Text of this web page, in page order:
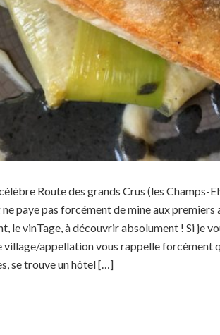
Route des grands Crus (les Champs-
paye pas forcément de mine aux
le vinTage, à découvrir absolument ! Si je
village/appellation vous rappelle forcément
se trouve un hôtel […]